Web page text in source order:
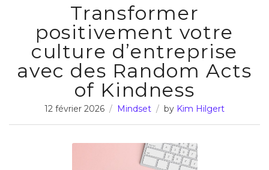
Transformer
positivement votre
culture d’entreprise
avec des Random Acts
of Kindness
12 février 2026 Mindset by Kim Hilgert